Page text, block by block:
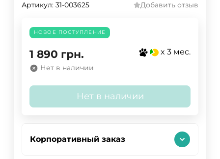
Артикул: 31-003625 Добавить отзыв
НОВОЕ ПОСТУПЛЕНИЕ
1 890 грн. x 3 мес.
Нет в наличии
Нет в наличии
Корпоративный заказ